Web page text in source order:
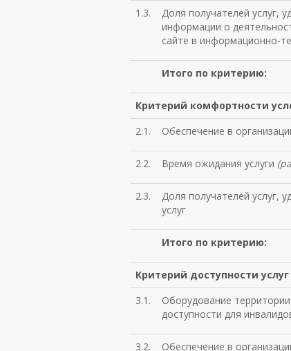
1.3.
Доля получателей услуг,
информации о
сайте в информационно-
Итого по критерию:
Критерий комфортности
2.1.
Обеспечение в
2.2. Время ожидания услуги
2.3.
Доля получателей услуг,
услуг
Итого по критерию:
Критерий доступности
3.1.
Оборудование
доступности для
3.2.
Обеспечение в